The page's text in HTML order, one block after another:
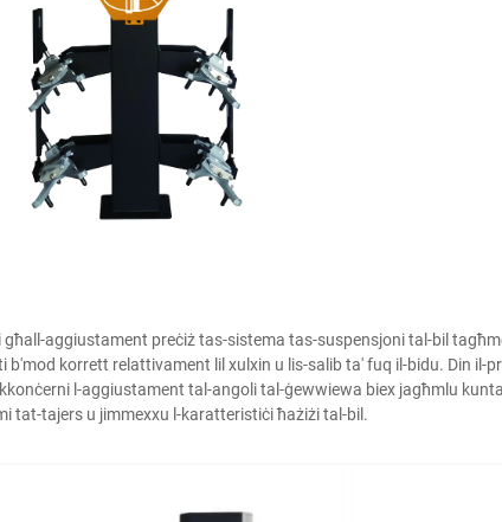
aggiustament preċiż tas-sistema tas-suspensjoni tal-bil
b'mod korrett relattivament lil xulxin u lis-salib ta' fuq il-bidu. Din il-
l-aggiustament tal-angoli tal-ġewwiewa biex jagħmlu
tat-tajers u jimmexxu l-karatteristiċi ħażiżi tal-bil.